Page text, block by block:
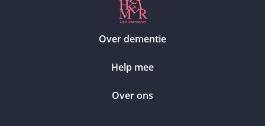
Over dementie
Help mee
Over ons